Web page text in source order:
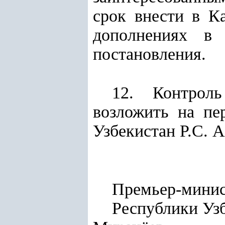
срок внести в
дополнениях в
постановления.
12.
возложить на
Узбекистан Р.С.
Премьер-